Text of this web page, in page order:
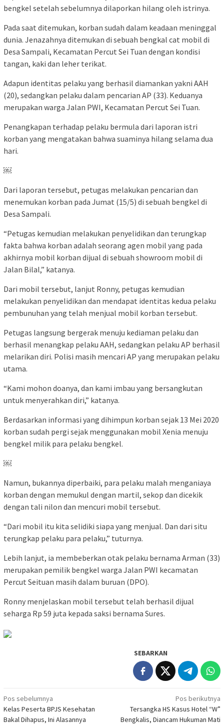
bengkel setelah sebelumnya dilaporkan hilang oleh istrinya.
Pada saat ditemukan, korban sudah dalam keadaan meninggal
dunia. Jenazahnya ditemukan di sebuah bengkal cat mobil di
Desa Sampali, Kecamatan Percut Sei Tuan dengan kondisi
tangan, kaki dan leher terikat.
Adapun identitas pelaku yang berhasil diamankan yakni AAH
(20), sedangkan pelaku dalam pencarian AP (33). Keduanya
merupakan warga Jalan PWI, Kecamatan Percut Sei Tuan.
Penangkapan terhadap pelaku bermula dari laporan istri
korban yang mengatakan bahwa suaminya hilang selama dua
hari.
￼
Dari laporan tersebut, petugas melakukan pencarian dan
menemukan korban pada Jumat (15/5) di sebuah bengkel di
Desa Sampali.
“Petugas kemudian melakukan penyelidikan dan terungkap
fakta bahwa korban adalah seorang agen mobil yang pada
akhirnya mobil korban dijual di sebuah showroom mobil di
Jalan Bilal,” katanya.
Dari mobil tersebut, lanjut Ronny, petugas kemudian
melakukan penyelidikan dan mendapat identitas kedua pelaku
pembunuhan yang telah menjual mobil korban tersebut.
Petugas langsung bergerak menuju kediaman pelaku dan
berhasil menangkap pelaku AAH, sedangkan pelaku AP berhasil
melarikan diri. Polisi masih mencari AP yang merupakan pelaku
utama.
“Kami mohon doanya, dan kami imbau yang bersangkutan
untuk menyerahkan diri,” katanya.
Berdasarkan informasi yang dihimpun korban sejak 13 Mei 2020
korban sudah pergi sejak menggunakan mobil Xenia menuju
bengkel milik para pelaku bengkel.
￼
Namun, bukannya diperbaiki, para pelaku malah menganiaya
korban dengan memukul dengan martil, sekop dan dicekik
dengan tali nilon dan mencuri mobil tersebut.
“Dari mobil itu kita selidiki siapa yang menjual. Dan dari situ
terungkap pelaku para pelaku,” tuturnya.
Lebih lanjut, ia membeberkan otak pelaku bernama Arman (33)
merupakan pemilik bengkel warga Jalan PWI kecamatan
Percut Seituan masih dalam buruan (DPO).
Ronny menjelaskan mobil tersebut telah berhasil dijual
seharga Rp 59 juta kepada saksi bernama Sures.
SEBARKAN
Navigasi
pos
Pos sebelumnya
Kelas Peserta BPJS Kesehatan
Bakal Dihapus, Ini Alasannya
Pos berikutnya
Tersangka HS Kasus Hotel “W”
Bengkalis, Diancam Hukuman Mati